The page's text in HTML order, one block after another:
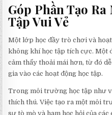
Góp Phần Tạo
Tập Vui Vẻ
Một lớp học đầy trò chơi và
không khí học tập tích cực. Một
cảm thấy thoải mái hơn, từ đó
gia vào các hoạt động học tập.
Trong môi trường học tập như
thích thú. Việc tạo ra một môi
sự tò mò và ham học hỏi của